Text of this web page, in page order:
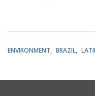
ENVIRONMENT BRAZIL